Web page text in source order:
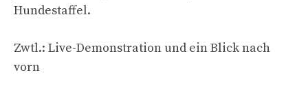
Hundestaffel.
Zwtl.: Live-Demonstration und ein Blick nach
vorn